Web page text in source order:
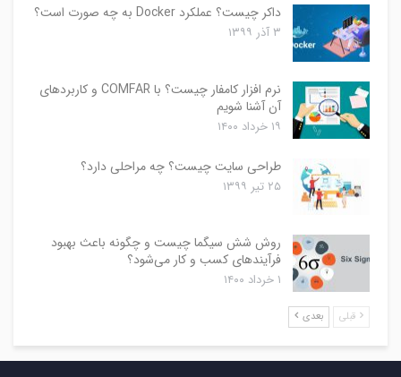
داکر چیست؟ عملکرد Docker به چه صورت است؟
۳ آذر ۱۳۹۹
نرم افزار کامفار چیست؟ با COMFAR و کاربردهای
آن آشنا شویم
۱۹ خرداد ۱۴۰۰
طراحی سایت چیست؟ چه مراحلی دارد؟
۲۵ تیر ۱۳۹۹
روش شش سیگما چیست و چگونه باعث بهبود
فرآیندهای کسب و کار می‌شود؟
۱ خرداد ۱۴۰۰
قبلی بعدی